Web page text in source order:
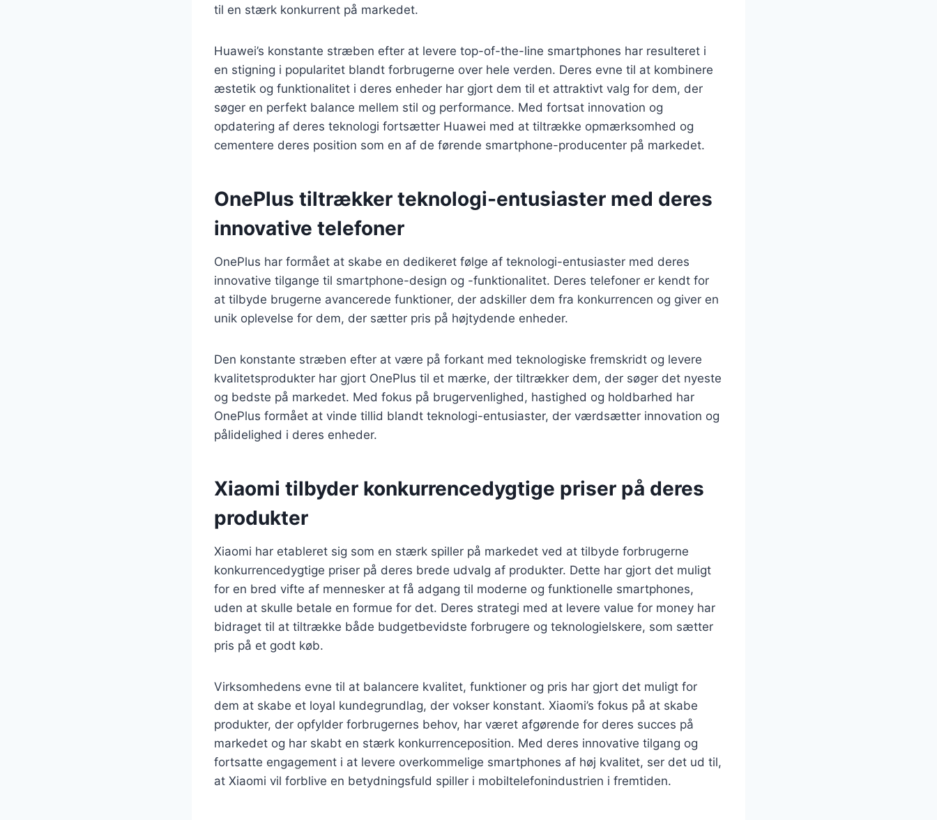
til en stærk konkurrent på markedet.
Huawei’s konstante stræben efter at levere top-of-the-line smartphones har resulteret i
en stigning i popularitet blandt forbrugerne over hele verden. Deres evne til at kombinere
æstetik og funktionalitet i deres enheder har gjort dem til et attraktivt valg for dem, der
søger en perfekt balance mellem stil og performance. Med fortsat innovation og
opdatering af deres teknologi fortsætter Huawei med at tiltrække opmærksomhed og
cementere deres position som en af de førende smartphone-producenter på markedet.
OnePlus tiltrækker teknologi-entusiaster med deres
innovative telefoner
OnePlus har formået at skabe en dedikeret følge af teknologi-entusiaster med deres
innovative tilgange til smartphone-design og -funktionalitet. Deres telefoner er kendt for
at tilbyde brugerne avancerede funktioner, der adskiller dem fra konkurrencen og giver en
unik oplevelse for dem, der sætter pris på højtydende enheder.
Den konstante stræben efter at være på forkant med teknologiske fremskridt og levere
kvalitetsprodukter har gjort OnePlus til et mærke, der tiltrækker dem, der søger det nyeste
og bedste på markedet. Med fokus på brugervenlighed, hastighed og holdbarhed har
OnePlus formået at vinde tillid blandt teknologi-entusiaster, der værdsætter innovation og
pålidelighed i deres enheder.
Xiaomi tilbyder konkurrencedygtige priser på deres
produkter
Xiaomi har etableret sig som en stærk spiller på markedet ved at tilbyde forbrugerne
konkurrencedygtige priser på deres brede udvalg af produkter. Dette har gjort det muligt
for en bred vifte af mennesker at få adgang til moderne og funktionelle smartphones,
uden at skulle betale en formue for det. Deres strategi med at levere value for money har
bidraget til at tiltrække både budgetbevidste forbrugere og teknologielskere, som sætter
pris på et godt køb.
Virksomhedens evne til at balancere kvalitet, funktioner og pris har gjort det muligt for
dem at skabe et loyal kundegrundlag, der vokser konstant. Xiaomi’s fokus på at skabe
produkter, der opfylder forbrugernes behov, har været afgørende for deres succes på
markedet og har skabt en stærk konkurrenceposition. Med deres innovative tilgang og
fortsatte engagement i at levere overkommelige smartphones af høj kvalitet, ser det ud til,
at Xiaomi vil forblive en betydningsfuld spiller i mobiltelefonindustrien i fremtiden.